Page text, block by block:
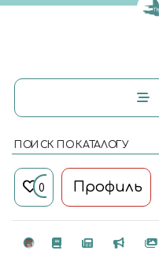
ПОИСК ПО КАТАЛОГУ
0 Профиль